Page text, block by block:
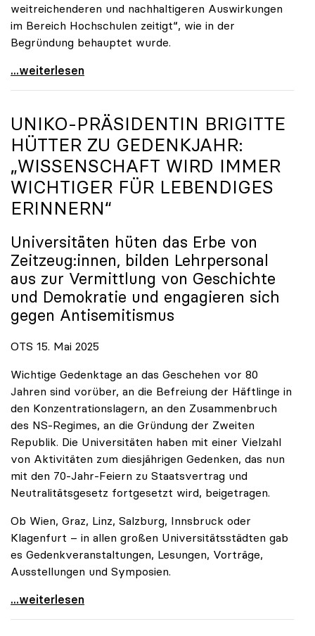
weitreichenderen und nachhaltigeren Auswirkungen
im Bereich Hochschulen zeitigt“, wie in der
Begründung behauptet wurde.
ORF-Publikumsrat: Regierung entsendet nun doch
...weiterlesen
UNIKO-PRÄSIDENTIN BRIGITTE
HÜTTER ZU GEDENKJAHR:
„WISSENSCHAFT WIRD IMMER
WICHTIGER FÜR LEBENDIGES
ERINNERN“
Universitäten hüten das Erbe von
Zeitzeug:innen, bilden Lehrpersonal
aus zur Vermittlung von Geschichte
und Demokratie und engagieren sich
gegen Antisemitismus
OTS 15. Mai 2025
Wichtige Gedenktage an das Geschehen vor 80
Jahren sind vorüber, an die Befreiung der Häftlinge in
den Konzentrationslagern, an den Zusammenbruch
des NS-Regimes, an die Gründung der Zweiten
Republik. Die Universitäten haben mit einer Vielzahl
von Aktivitäten zum diesjährigen Gedenken, das nun
mit den 70-Jahr-Feiern zu Staatsvertrag und
Neutralitätsgesetz fortgesetzt wird, beigetragen.
Ob Wien, Graz, Linz, Salzburg, Innsbruck oder
Klagenfurt – in allen großen Universitätsstädten gab
es Gedenkveranstaltungen, Lesungen, Vorträge,
Ausstellungen und Symposien.
uniko-Präsidentin Brigitte Hütter zu Gedenkjahr:
...weiterlesen